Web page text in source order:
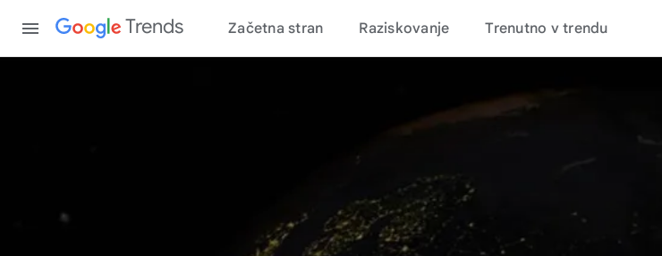
Trends Začetna stran Raziskovanje Trenutno v trendu